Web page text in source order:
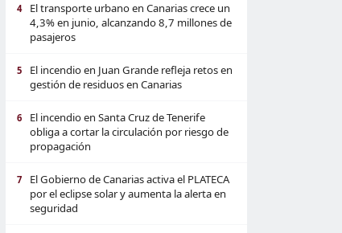
4
El transporte urbano en Canarias crece un
4,3% en junio, alcanzando 8,7 millones de
pasajeros
5
El incendio en Juan Grande refleja retos en
gestión de residuos en Canarias
6
El incendio en Santa Cruz de Tenerife
obliga a cortar la circulación por riesgo de
propagación
7
El Gobierno de Canarias activa el PLATECA
por el eclipse solar y aumenta la alerta en
seguridad